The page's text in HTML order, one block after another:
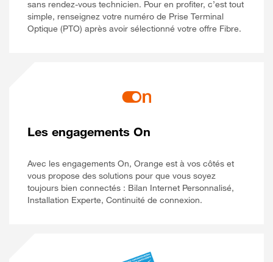
sans rendez-vous technicien. Pour en profiter, c’est tout
simple, renseignez votre numéro de Prise Terminal
Optique (PTO) après avoir sélectionné votre offre Fibre.
Les engagements On
Avec les engagements On, Orange est à vos côtés et
vous propose des solutions pour que vous soyez
toujours bien connectés : Bilan Internet Personnalisé,
Installation Experte, Continuité de connexion.